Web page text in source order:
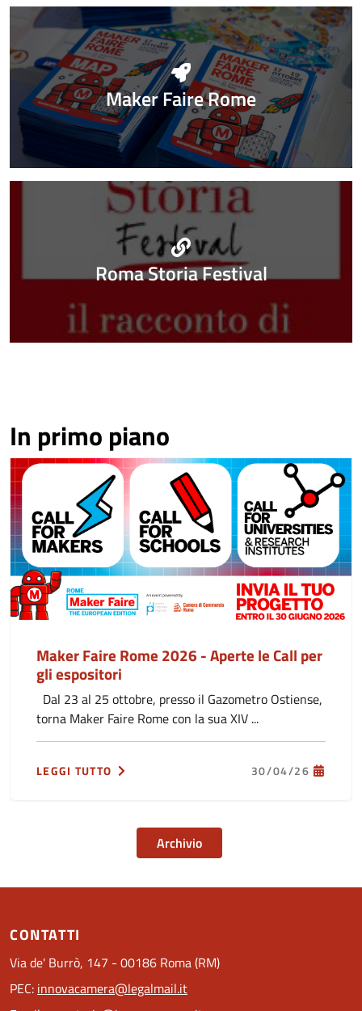
Maker Faire Rome
Roma Storia Festival
In primo piano
Maker Faire Rome 2026 - Aperte le Call per
gli espositori
Dal 23 al 25 ottobre, presso il Gazometro Ostiense,
torna Maker Faire Rome con la sua XIV ...
LEGGI TUTTO 30/04/26
Archivio
CONTATTI
Via de' Burrò, 147 - 00186 Roma (RM)
PEC: innovacamera@legalmail.it